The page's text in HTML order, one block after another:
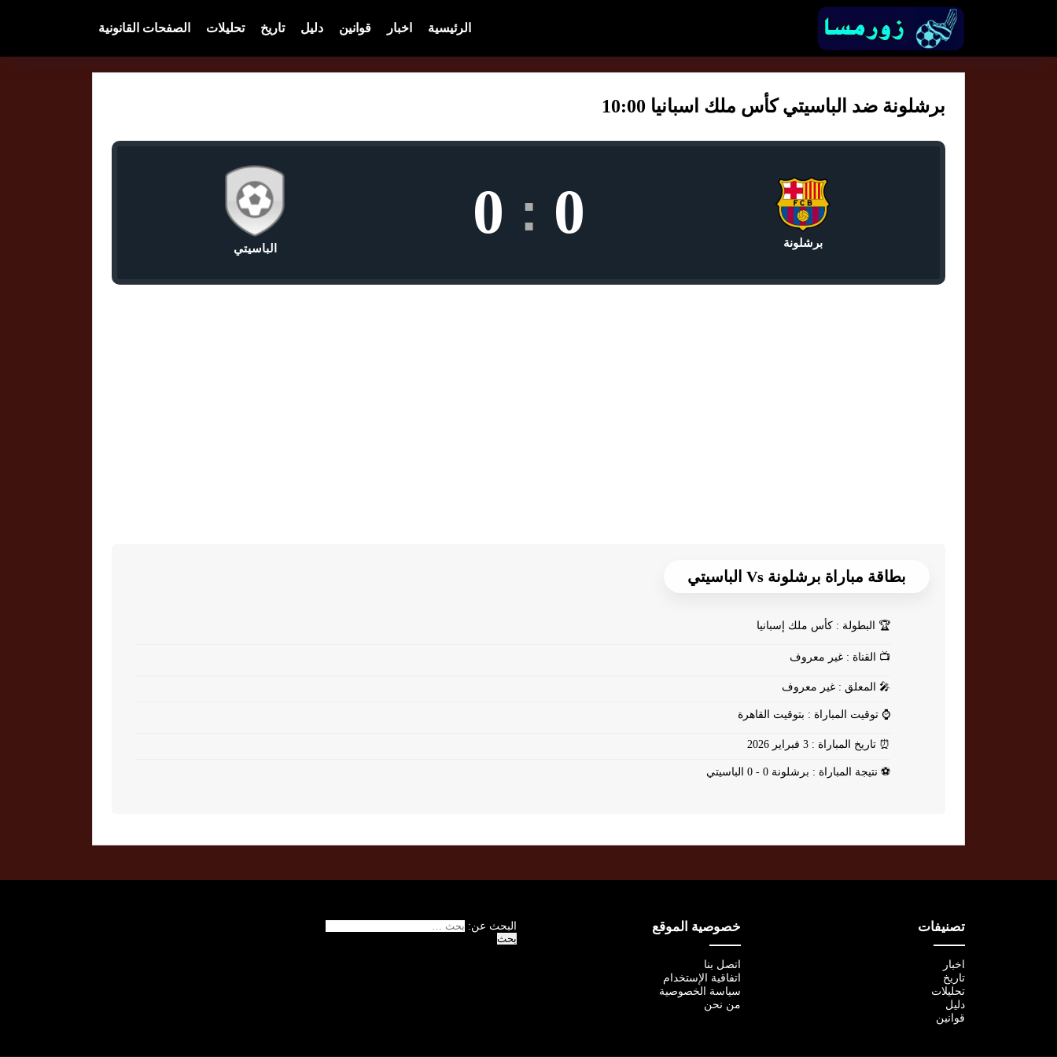
الرئيسية اخبار قوانين دليل تاريخ تحليلات الصفحات القانونية
برشلونة ضد الباسيتي كأس ملك اسبانيا 10:00
برشلونة 0
:
0
الباسيتي
بطاقة مباراة برشلونة Vs الباسيتي
🏆 البطولة : كأس ملك إسبانيا
📺 القناة : غير معروف
🎤 المعلق : غير معروف
⌚ توقيت المباراة : بتوقيت القاهرة
⏰ تاريخ المباراة : 3 فبراير 2026
⚽ نتيجة المباراة : برشلونة 0 - 0 الباسيتي
تصنيفات
اخبار
تاريخ
تحليلات
دليل
قوانين
خصوصية الموقع
اتصل بنا
اتفاقية الإستخدام
سياسة الخصوصية
من نحن
البحث عن: